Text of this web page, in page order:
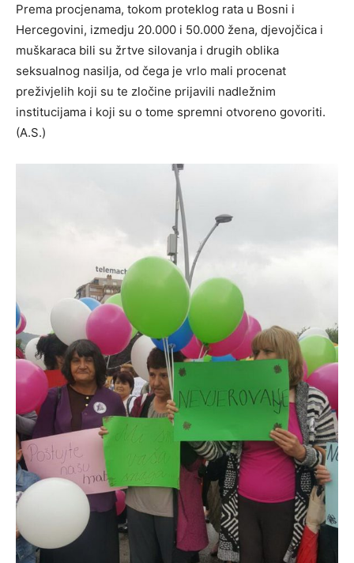
Prema procjenama, tokom proteklog rata u Bosni i
Hercegovini, izmedju 20.000 i 50.000 žena, djevojčica i
muškaraca bili su žrtve silovanja i drugih oblika
seksualnog nasilja, od čega je vrlo mali procenat
preživjelih koji su te zločine prijavili nadležnim
institucijama i koji su o tome spremni otvoreno govoriti.
(A.S.)